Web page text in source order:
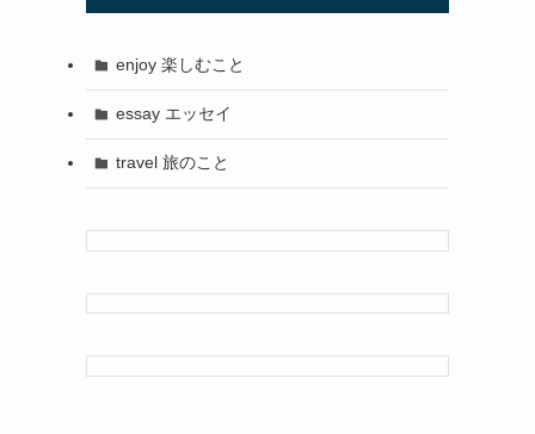
enjoy 楽しむこと
essay エッセイ
travel 旅のこと